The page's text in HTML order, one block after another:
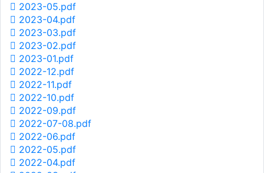
2023-05.pdf
2023-04.pdf
2023-03.pdf
2023-02.pdf
2023-01.pdf
2022-12.pdf
2022-11.pdf
2022-10.pdf
2022-09.pdf
2022-07-08.pdf
2022-06.pdf
2022-05.pdf
2022-04.pdf